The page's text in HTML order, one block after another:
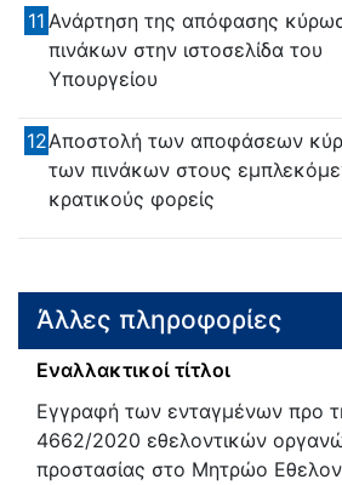
11 Ανάρτηση της απόφασης
πινάκων στην ιστοσελίδα του
Υπουργείου
12Αποστολή των αποφάσεων
των πινάκων στους
κρατικούς φορείς
Άλλες πληροφορίες
Εναλλακτικοί τίτλοι
Εγγραφή των ενταγμένων προ
4662/2020 εθελοντικών
προστασίας στο Μητρώο